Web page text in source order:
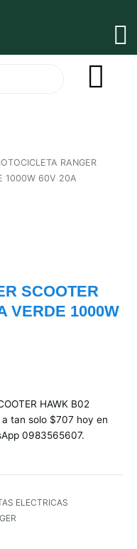
RANGER
1000W 60V 20A
SCOOTER
VERDE 1000W
HAWK B02
a tan solo $707 hoy en
0983565607.
ELECTRICAS